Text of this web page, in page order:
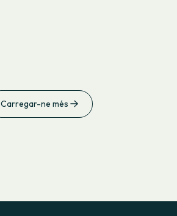
Carregar-ne més